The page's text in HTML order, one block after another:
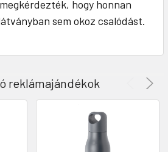
hogy honnan
sem okoz csalódást.
reklámajándékok